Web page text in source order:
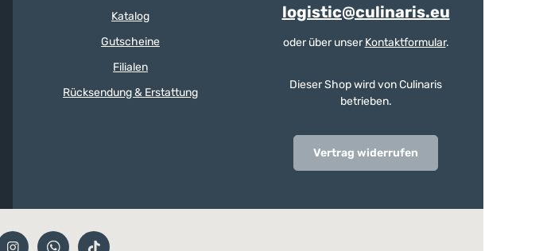
Katalog
Gutscheine
Filialen
Rücksendung & Erstattung
logistic@culinaris.eu
oder über unserKontaktformular.
Dieser Shop wird von Culinaris
betrieben.
Vertrag widerrufen